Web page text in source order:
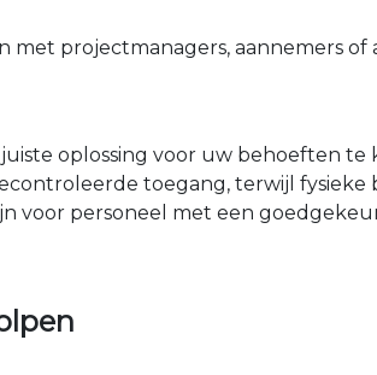
met projectmanagers, aannemers
oplossing voor uw behoeften te
toegang, terwijl
voor personeel met een